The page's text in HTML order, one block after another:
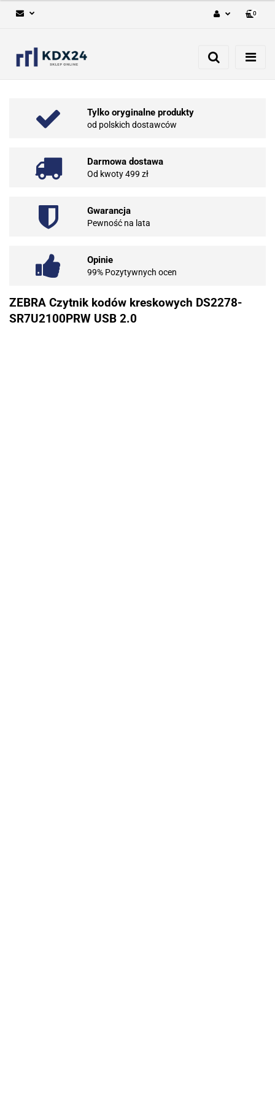
Zarejestruj się
0
Tylko oryginalne produkty
od polskich dostawców
Darmowa dostawa
Od kwoty 499 zł
Gwarancja
Pewność na lata
Opinie
99% Pozytywnych ocen
ZEBRA Czytnik kodów kreskowych DS2278-
SR7U2100PRW USB 2.0